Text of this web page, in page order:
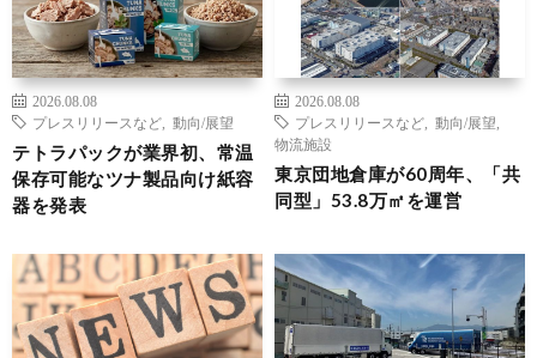
2026.08.08
プレスリリースなど
動向/展望
テトラパックが業界初、常温
保存可能なツナ製品向け紙容
器を発表
2026.08.08
プレスリリースなど
動向/展望
物流施設
東京団地倉庫が60周年、「共
同型」53.8万㎡を運営